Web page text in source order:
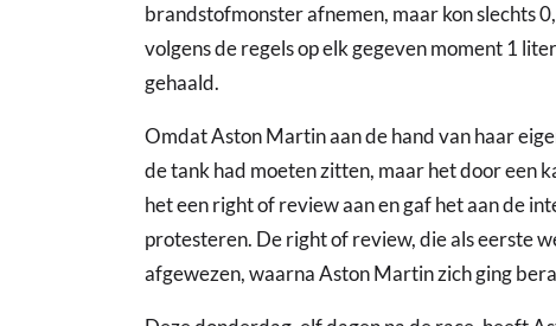
brandstofmonster afnemen, maar kon slechts
volgens de regels op elk gegeven moment 1
gehaald.
Omdat Aston Martin aan de hand van haar
de tank had moeten zitten, maar het door een
het een right of review aan en gaf het aan de
protesteren. De right of review, die als eerste
afgewezen, waarna Aston Martin zich ging